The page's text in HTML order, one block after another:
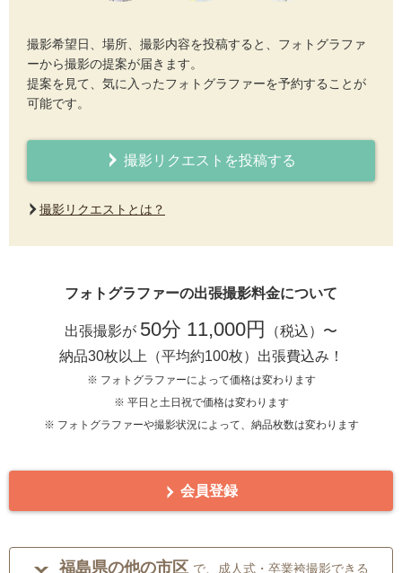
撮影希望日、場所、撮影内容を投稿すると、フォトグラファ
ーから撮影の提案が届きます。
提案を見て、気に入ったフォトグラファーを予約することが
可能です。
撮影リクエストを投稿する
撮影リクエストとは？
フォトグラファーの出張撮影料金について
出張撮影が 50分 11,000円
（税込）〜
納品30枚以上（平均約100枚）出張費込み！
※ フォトグラファーによって価格は変わります
※ 平日と土日祝で価格は変わります
※ フォトグラファーや撮影状況によって、納品枚数は変わります
会員登録
福島県の他の市区 で、成人式・卒業袴撮影できる